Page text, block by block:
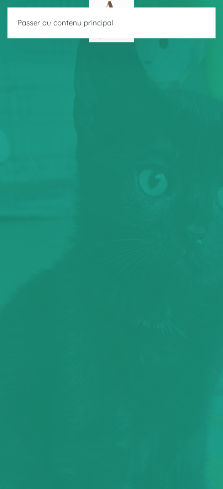
Passer au contenu principal